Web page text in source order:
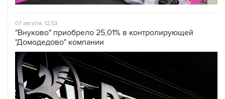
07 августа, 12:53
"Внуково" приобрело 25,01% в контролирующей
"Домодедово" компании